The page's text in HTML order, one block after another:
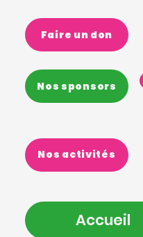
Faire un don
Nos sponsors
Nos activités
Accueil